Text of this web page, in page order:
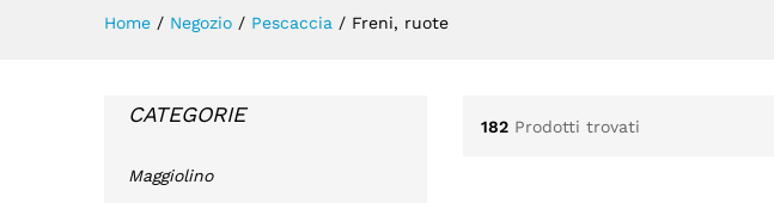
Home / Negozio / Pescaccia / Freni, ruote
182 Prodotti trovati
CATEGORIE
Maggiolino